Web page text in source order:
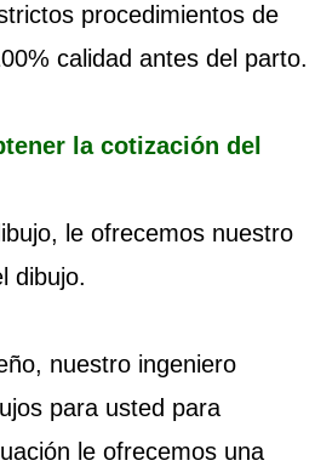
procedimientos de
calidad antes del parto.
la cotización del
le ofrecemos nuestro
dibujo.
nuestro ingeniero
para usted para
le ofrecemos una